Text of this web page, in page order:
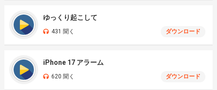
ゆっくり起こして
431 聞く ダウンロード
iPhone 17 アラーム
620 聞く ダウンロード